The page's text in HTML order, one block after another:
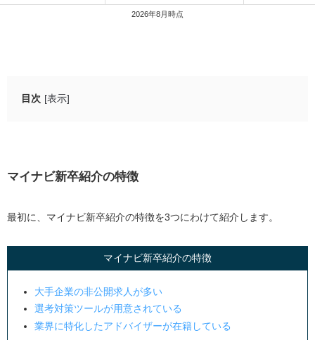
2026年8月時点
目次 [表示]
選考対策ツールが用意されている
マイナビ新卒紹介の良い評判・口コミ
豊富な求人を紹介してくれた
キャリアアドバイザーが丁寧にサポートしてくれた
OB訪問などとは違った就活事情を知ることができた
マイナビ新卒紹介の悪い評判・口コミ
マイナビ新卒紹介の特徴
最初に、マイナビ新卒紹介の特徴を3つにわけて紹介します。
マイナビ新卒紹介の特徴
大手企業の非公開求人が多い
選考対策ツールが用意されている
業界に特化したアドバイザーが在籍している